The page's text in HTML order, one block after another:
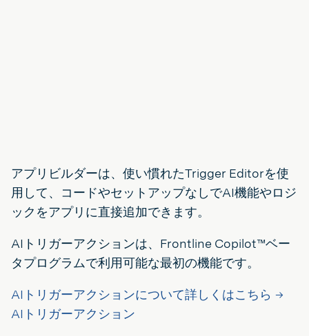
アプリビルダーは、使い慣れたTrigger Editorを使
用して、コードやセットアップなしでAI機能やロジ
ックをアプリに直接追加できます。
AIトリガーアクションは、Frontline Copilot™ベー
タプログラムで利用可能な最初の機能です。
AIトリガーアクションについて詳しくはこちら →
AIトリガーアクション